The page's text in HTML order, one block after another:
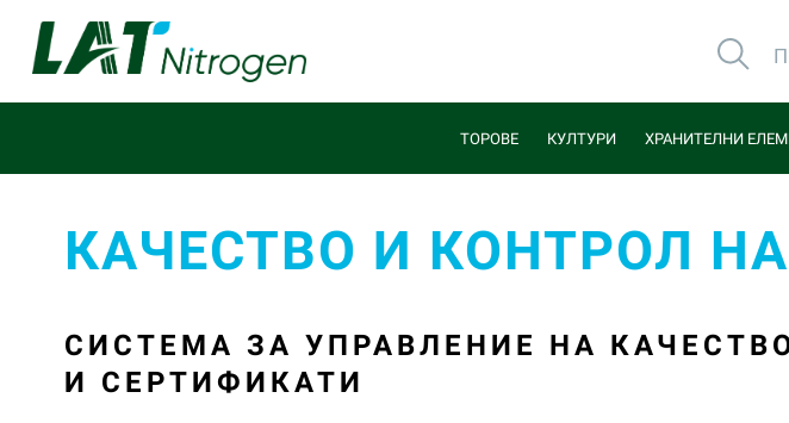
ТОРОВЕ КУЛТУРИ ХРАНИТЕЛНИ
КАЧЕСТВО И КОНТРОЛ
СИСТЕМА ЗА УПРАВЛЕНИЕ НА
И СЕРТИФИКАТИ